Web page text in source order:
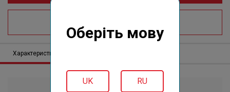
Оберіть мову
UK RU
Характеристики